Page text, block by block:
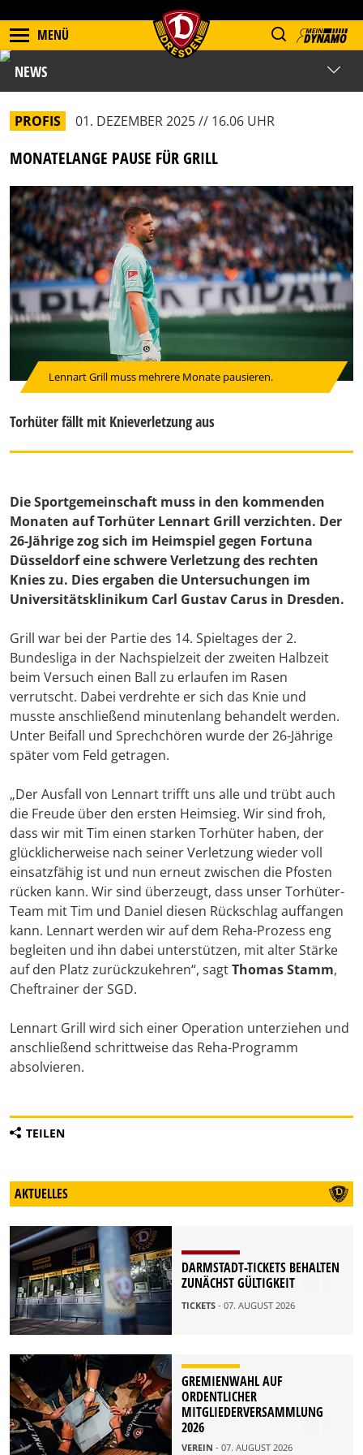
MENÜ
NEWS
PROFIS 01. DEZEMBER 2025 // 16.06 UHR
MONATELANGE PAUSE FÜR GRILL
Lennart Grill muss mehrere Monate pausieren.
Torhüter fällt mit Knieverletzung aus
Die Sportgemeinschaft muss in den kommenden
Monaten auf Torhüter Lennart Grill verzichten. Der
26-Jährige zog sich im Heimspiel gegen Fortuna
Düsseldorf eine schwere Verletzung des rechten
Knies zu. Dies ergaben die Untersuchungen im
Universitätsklinikum Carl Gustav Carus in Dresden.
Grill war bei der Partie des 14. Spieltages der 2.
Bundesliga in der Nachspielzeit der zweiten Halbzeit
beim Versuch einen Ball zu erlaufen im Rasen
verrutscht. Dabei verdrehte er sich das Knie und
musste anschließend minutenlang behandelt werden.
Unter Beifall und Sprechchören wurde der 26-Jährige
später vom Feld getragen.
„Der Ausfall von Lennart trifft uns alle und trübt auch
die Freude über den ersten Heimsieg. Wir sind froh,
dass wir mit Tim einen starken Torhüter haben, der
glücklicherweise nach seiner Verletzung wieder voll
einsatzfähig ist und nun erneut zwischen die Pfosten
rücken kann. Wir sind überzeugt, dass unser Torhüter-
Team mit Tim und Daniel diesen Rückschlag auffangen
kann. Lennart werden wir auf dem Reha-Prozess eng
begleiten und ihn dabei unterstützen, mit alter Stärke
auf den Platz zurückzukehren“, sagtThomas Stamm,
Cheftrainer der SGD.
Lennart Grill wird sich einer Operation unterziehen und
anschließend schrittweise das Reha-Programm
absolvieren.
TEILEN
AKTUELLES
DARMSTADT-TICKETS BEHALTEN
ZUNÄCHST GÜLTIGKEIT
TICKETS - 07. AUGUST 2026
GREMIENWAHL AUF
ORDENTLICHER
MITGLIEDERVERSAMMLUNG
2026
VEREIN - 07. AUGUST 2026